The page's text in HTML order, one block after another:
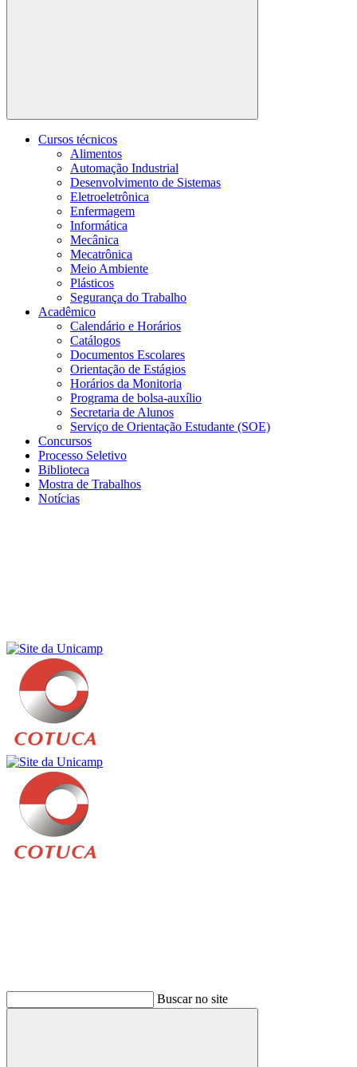
Buscar
Cursos técnicos
Alimentos
Automação Industrial
Desenvolvimento de Sistemas
Eletroeletrônica
Enfermagem
Informática
Mecânica
Mecatrônica
Meio Ambiente
Plásticos
Segurança do Trabalho
Acadêmico
Calendário e Horários
Catálogos
Documentos Escolares
Orientação de Estágios
Horários da Monitoria
Programa de bolsa-auxílio
Secretaria de Alunos
Serviço de Orientação Estudante (SOE)
Concursos
Processo Seletivo
Biblioteca
Mostra de Trabalhos
Notícias
Buscar no site